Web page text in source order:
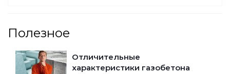
Полезное
Отличительные
характеристики газобетона